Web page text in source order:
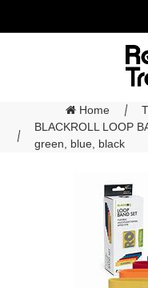
Home
BLACKROLL LOOP
green, blue, black